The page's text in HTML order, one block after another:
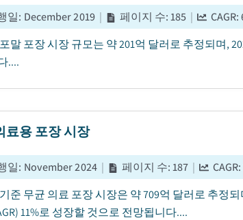
일: December 2019 | 페이지 수:185 | CAGR:
말 포장 시장 규모는 약 201억 달러로 추정되며,
....
료용 포장 시장
일: November 2024 | 페이지 수:187 | CAGR:
준 무균 의료 포장 시장은 약 709억 달러로 추정
11%로 성장할 것으로 전망됩니다....